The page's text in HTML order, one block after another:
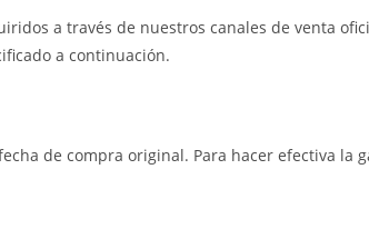
a través de nuestros canales de venta
a continuación.
de compra original. Para hacer efectiva la